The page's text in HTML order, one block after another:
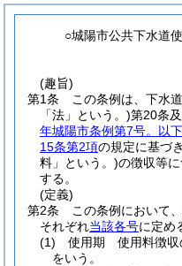
○城陽市公共下水道
(趣旨)
第1条
この条例は、下水
「法」という。)第20条
年城陽市条例第7号。以
15条第2項の規定に基づ
料」という。)の徴収等
する。
(定義)
第2条
この条例において、
それぞれ当該各号に定め
(1)
使用期 使用料徴収
をいう。